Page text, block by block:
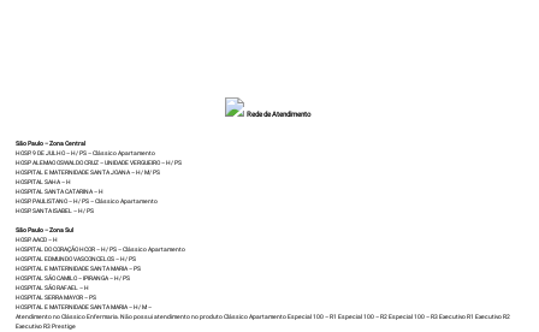
Rede de Atendimento
São Paulo – Zona Central
HOSP. 9 DE JULHO – H/ PS – Clássico Apartamento
HOSP ALEMAO OSWALDO CRUZ – UNIDADE VERGUEIRO – H/ PS
HOSPITAL E MATERNIDADE SANTA JOANA – H/ M/ PS
HOSPITAL SAHA – H
HOSPITAL SANTA CATARINA – H
HOSP. PAULISTANO – H/ PS – Clássico Apartamento
HOSP. SANTA ISABEL – H/ PS
São Paulo – Zona Sul
HOSP. AACD – H
HOSPITAL DO CORAÇÃO HCOR – H/ PS – Clássico Apartamento
HOSPITAL EDMUNDO VASCONCELOS – H/ PS
HOSPITAL E MATERNIDADE SANTA MARIA – PS
HOSPITAL SÃO CAMILO – IPIRANGA – H/ PS
HOSPITAL SÃO RAFAEL – H
HOSPITAL SERRA MAYOR – PS
HOSPITAL E MATERNIDADE SANTA MARIA – H/ M –
Atendimento no Clássico Enfermaria. Não possui atendimento no produto Clássico Apartamento Especial 100 – R1 Especial 100 – R2 Especial 100 – R3 Executivo R1 Executivo R2
Executivo R3 Prestige